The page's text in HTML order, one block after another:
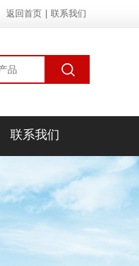
返回首页 联系我们
联系我们